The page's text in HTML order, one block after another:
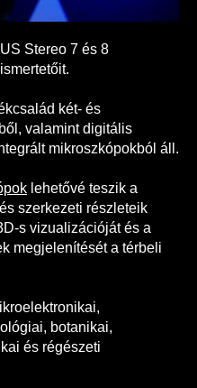
Stereo 7 és 8
két- és
valamint digitális
mikroszkópokból áll.
lehetővé teszik a
szerkezeti részleteik
s vizualizációját és a
megjelenítését a térbeli
botanikai,
és régészeti